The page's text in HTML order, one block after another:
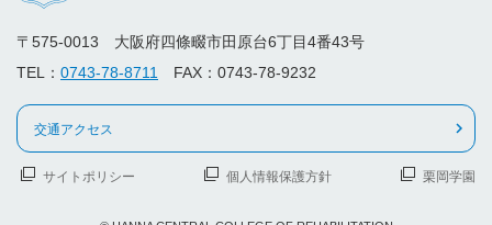
〒575-0013 大阪府四條畷市田原台6丁目4番43号
TEL： 0743-78-8711 FAX：0743-78-9232
交通アクセス
サイトポリシー 個人情報保護方針 栗岡学園